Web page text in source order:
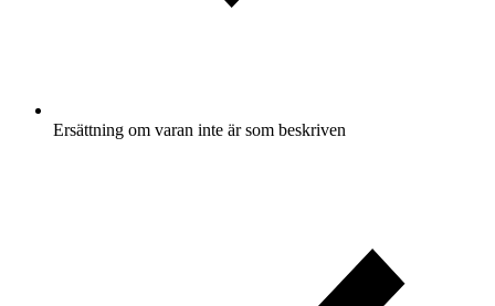
Ersättning om varan inte är som beskriven